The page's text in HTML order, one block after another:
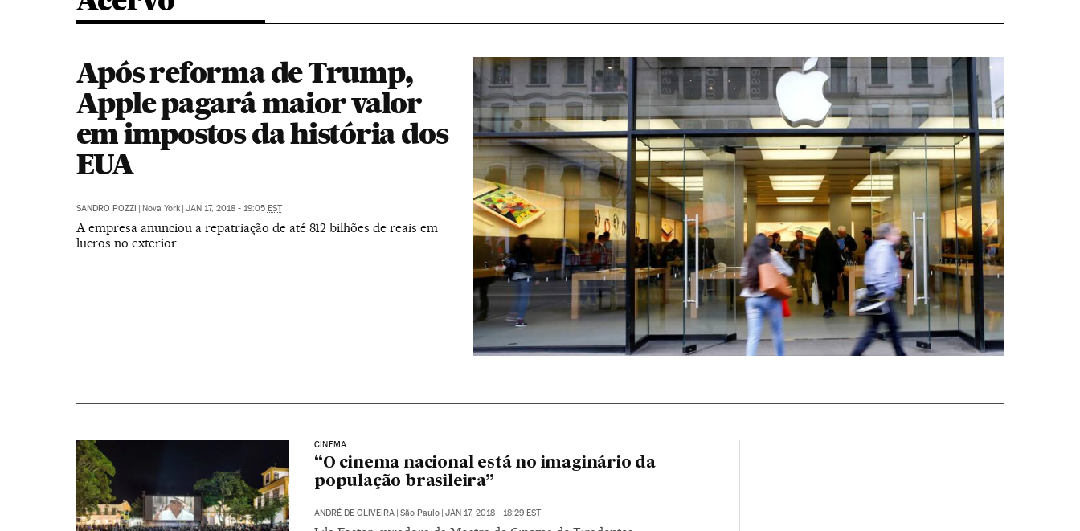
Após reforma de Trump,
Apple pagará maior valor
em impostos da história dos
EUA
SANDRO POZZI | Nova York | JAN 17, 2018 - 19:05 EST
A empresa anunciou a repatriação de até 812 bilhões de reais em
lucros no exterior
CINEMA
“O cinema nacional está no imaginário da
população brasileira”
ANDRÉ DE OLIVEIRA | São Paulo | JAN 17, 2018 - 18:29 EST